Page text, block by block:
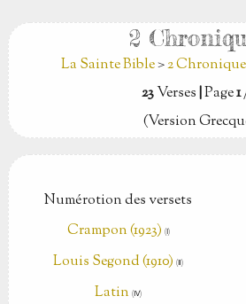
2
La Sainte Bible>2
23Verses|Page1
(Version
Numérotion des versets
Crampon (1923) (Ⅰ)
Louis Segond (1910) (Ⅱ)
Latin (Ⅳ)